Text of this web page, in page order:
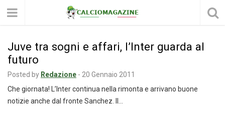
Juve tra sogni e affari, l’Inter guarda al
futuro
Posted by Redazione - 20 Gennaio 2011
Che giornata! L’Inter continua nella rimonta e arrivano buone
notizie anche dal fronte Sanchez. Il…